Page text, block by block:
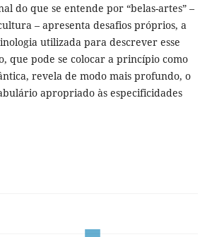
do que se entende por “belas-artes” –
– apresenta desafios próprios, a
utilizada para descrever esse
que pode se colocar a princípio como
revela de modo mais profundo, o
apropriado às especificidades